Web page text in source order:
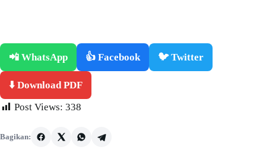
📲 WhatsApp 👍 Facebook 🐦 Twitter
⬇️ Download PDF
Post Views: 338
Bagikan: